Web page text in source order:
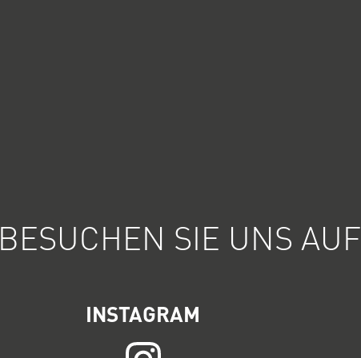
BESUCHEN SIE UNS AUF
INSTAGRAM